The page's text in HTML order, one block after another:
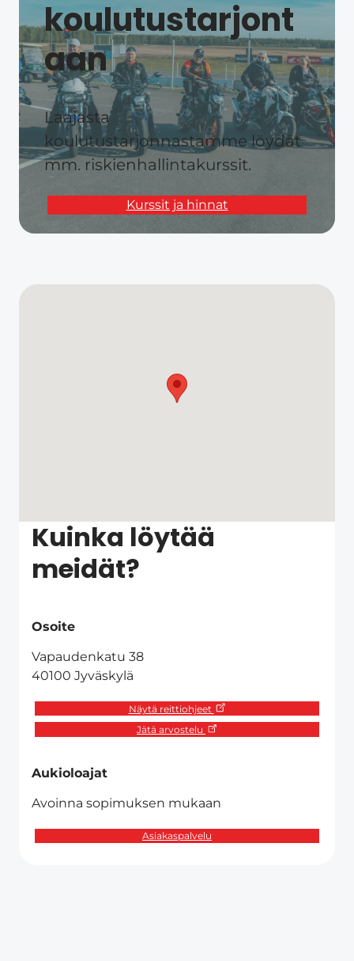
koulutustarjont
aan​
Laajasta
koulutustarjonnastamme löydät
mm. riskienhallintakurssit.
Kurssit ja hinnat
Kuinka löytää
meidät?
Osoite
Vapaudenkatu 38
40100 Jyväskylä
Näytä reittiohjeet
Jätä arvostelu
Aukioloajat
Avoinna sopimuksen mukaan
Asiakaspalvelu